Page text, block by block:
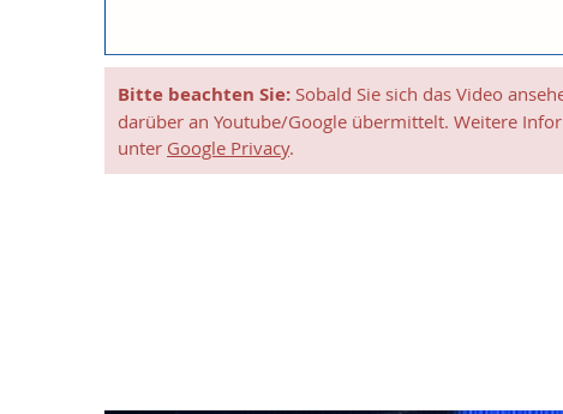
Bitte beachten Sie: Sobald Sie sich das Video
darüber an Youtube/Google übermittelt. Weitere
unter Google Privacy.